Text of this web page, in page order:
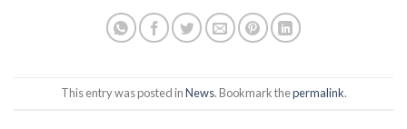
This entry was posted inNews. Bookmark thepermalink.